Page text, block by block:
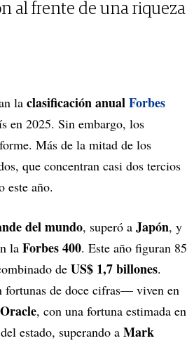
al frente de una riqueza
la clasificación anualForbes
en 2025. Sin embargo, los
Más de la mitad de los
que concentran casi dos tercios
este año.
del mundo, superó a Japón, y
la Forbes 400. Este año figuran 85
de US$ 1,7 billones.
de doce cifras— viven en
Oracle, con una fortuna estimada en
estado, superando a Mark